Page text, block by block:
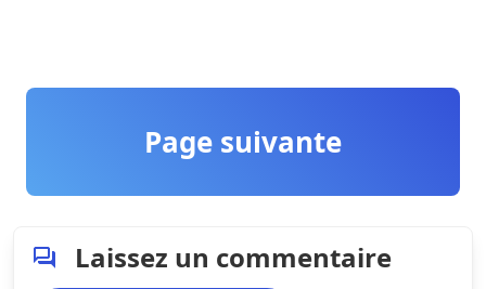
Page suivante
Laissez un commentaire